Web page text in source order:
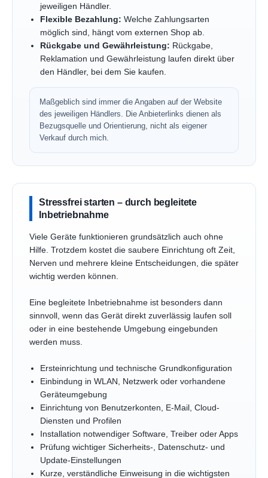
jeweiligen Händler.
Flexible Bezahlung: Welche Zahlungsarten
möglich sind, hängt vom externen Shop ab.
Rückgabe und Gewährleistung: Rückgabe,
Reklamation und Gewährleistung laufen direkt über
den Händler, bei dem Sie kaufen.
Maßgeblich sind immer die Angaben auf der Website
des jeweiligen Händlers. Die Anbieterlinks dienen als
Bezugsquelle und Orientierung, nicht als eigener
Verkauf durch mich.
Stressfrei starten – durch begleitete
Inbetriebnahme
Viele Geräte funktionieren grundsätzlich auch ohne
Hilfe. Trotzdem kostet die saubere Einrichtung oft Zeit,
Nerven und mehrere kleine Entscheidungen, die später
wichtig werden können.
Eine begleitete Inbetriebnahme ist besonders dann
sinnvoll, wenn das Gerät direkt zuverlässig laufen soll
oder in eine bestehende Umgebung eingebunden
werden muss.
Ersteinrichtung und technische Grundkonfiguration
Einbindung in WLAN, Netzwerk oder vorhandene
Geräteumgebung
Einrichtung von Benutzerkonten, E-Mail, Cloud-
Diensten und Profilen
Installation notwendiger Software, Treiber oder Apps
Prüfung wichtiger Sicherheits-, Datenschutz- und
Update-Einstellungen
Kurze, verständliche Einweisung in die wichtigsten